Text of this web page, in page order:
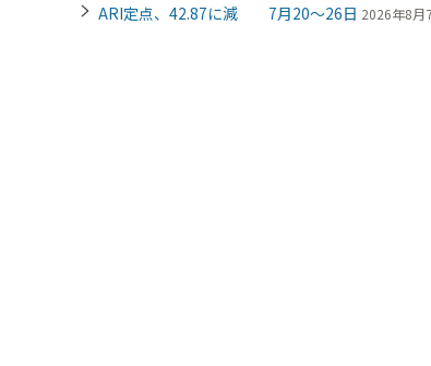
ARI定点、42.87に減 7月20～26日 2026年8月